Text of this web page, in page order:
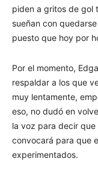
piden a gritos de gol
sueñan con
puesto que hoy por
Por el momento,
respaldar a los que
muy lentamente,
eso, no dudó en
la voz para decir que
convocará para que
experimentados.